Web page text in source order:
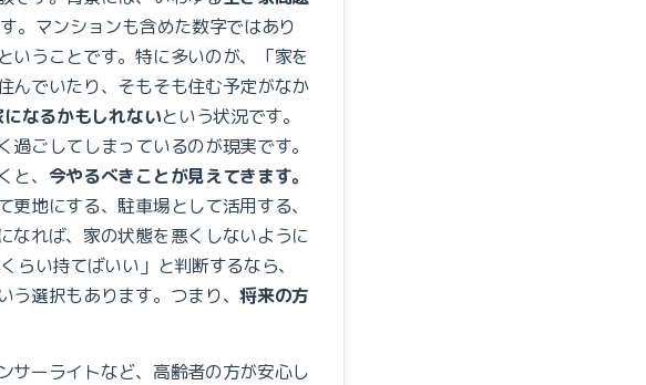
。マンションも含めた数字ではあり
いうことです。特に多いのが、「家を
んでいたり、そもそも住む予定がなか
なるかもしれないという状況です。
ごしてしまっているのが現実です。
、 今やるべきことが見えてきます。
地にする、駐車場として活用する、
なれば、家の状態を悪くしないように
らい持てばいい」と判断するなら、
う選択もあります。つまり、将来の方
サーライトなど、高齢者の方が安心し